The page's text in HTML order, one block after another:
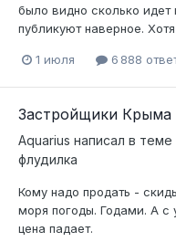
было видно сколько идет
публикуют наверное.
1 июля 6 888
Застройщики Крыма
Aquarius написал в
флудилка
Кому надо продать -
моря погоды. Годами. А с
цена падает.